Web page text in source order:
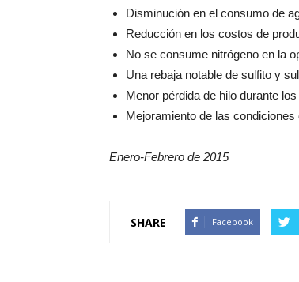
Disminución en el consumo de
Reducción en los costos de
No se consume nitrógeno en la
Una rebaja notable de sulfito y
Menor pérdida de hilo durante
Mejoramiento de las condiciones
Enero-Febrero de 2015
SHARE Facebook